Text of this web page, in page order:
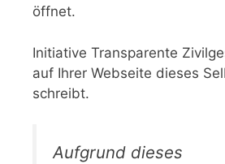
öffnet.
Initiative Transparente
auf Ihrer Webseite dieses
schreibt.
Aufgrund dieses